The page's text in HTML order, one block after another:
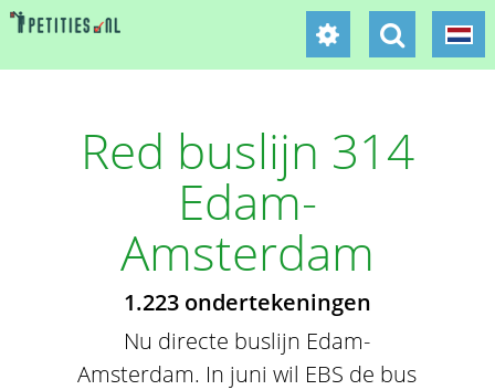
Red buslijn 314
Edam-
Amsterdam
1.223 ondertekeningen
Nu directe buslijn Edam-
Amsterdam. In juni wil EBS de bus